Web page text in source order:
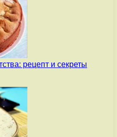
рецепт и секреты